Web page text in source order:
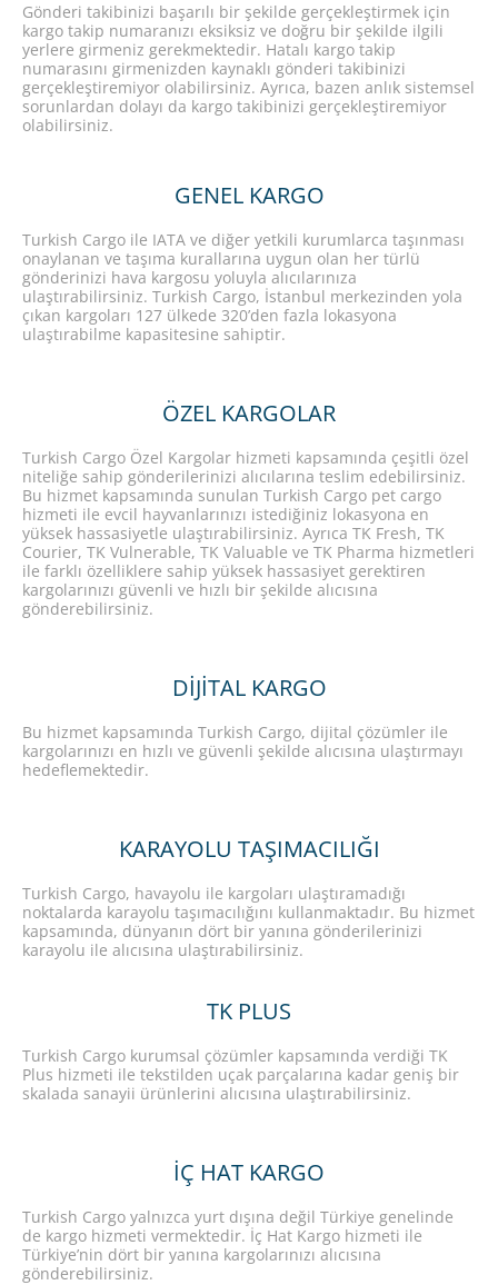
Gönderi takibinizi başarılı bir şekilde gerçekleştirmek için
kargo takip numaranızı eksiksiz ve doğru bir şekilde ilgili
yerlere girmeniz gerekmektedir. Hatalı kargo takip
numarasını girmenizden kaynaklı gönderi takibinizi
gerçekleştiremiyor olabilirsiniz. Ayrıca, bazen anlık sistemsel
sorunlardan dolayı da kargo takibinizi gerçekleştiremiyor
olabilirsiniz.
GENEL KARGO
Turkish Cargo ile IATA ve diğer yetkili kurumlarca taşınması
onaylanan ve taşıma kurallarına uygun olan her türlü
gönderinizi hava kargosu yoluyla alıcılarınıza
ulaştırabilirsiniz. Turkish Cargo, İstanbul merkezinden yola
çıkan kargoları 127 ülkede 320’den fazla lokasyona
ulaştırabilme kapasitesine sahiptir.
ÖZEL KARGOLAR
Turkish Cargo Özel Kargolar hizmeti kapsamında çeşitli özel
niteliğe sahip gönderilerinizi alıcılarına teslim edebilirsiniz.
Bu hizmet kapsamında sunulan Turkish Cargo pet cargo
hizmeti ile evcil hayvanlarınızı istediğiniz lokasyona en
yüksek hassasiyetle ulaştırabilirsiniz. Ayrıca TK Fresh, TK
Courier, TK Vulnerable, TK Valuable ve TK Pharma hizmetleri
ile farklı özelliklere sahip yüksek hassasiyet gerektiren
kargolarınızı güvenli ve hızlı bir şekilde alıcısına
gönderebilirsiniz.
DIJITAL KARGO
Bu hizmet kapsamında Turkish Cargo, dijital çözümler ile
kargolarınızı en hızlı ve güvenli şekilde alıcısına ulaştırmayı
hedeflemektedir.
KARAYOLU TAŞIMACILIĞI
Turkish Cargo, havayolu ile kargoları ulaştıramadığı
noktalarda karayolu taşımacılığını kullanmaktadır. Bu hizmet
kapsamında, dünyanın dört bir yanına gönderilerinizi
karayolu ile alıcısına ulaştırabilirsiniz.
TK PLUS
Turkish Cargo kurumsal çözümler kapsamında verdiği TK
Plus hizmeti ile tekstilden uçak parçalarına kadar geniş bir
skalada sanayii ürünlerini alıcısına ulaştırabilirsiniz.
İÇ HAT KARGO
Turkish Cargo yalnızca yurt dışına değil Türkiye genelinde
de kargo hizmeti vermektedir. İç Hat Kargo hizmeti ile
Türkiye’nin dört bir yanına kargolarınızı alıcısına
gönderebilirsiniz.